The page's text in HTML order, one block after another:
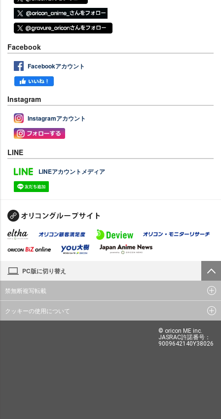
Facebook
Facebookアカウント
Instagram
Instagramアカウント
LINE
LINEアカウントメディア
PC版に切り替え
禁無断複写転載
クッキーの使用について
© oricon ME inc.
JASRAC許諾番号：
9009642140Y38026